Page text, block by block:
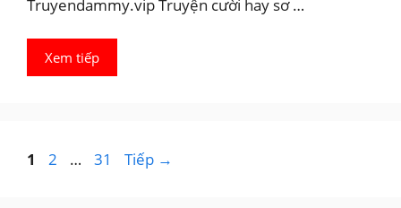
Truyendammy.vip Truyện cười hay sơ …
Xem tiếp
Trang
1 Trang
2 … Trang
31 Tiếp →